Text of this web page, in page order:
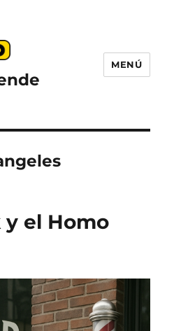
MENÚ
y el Homo